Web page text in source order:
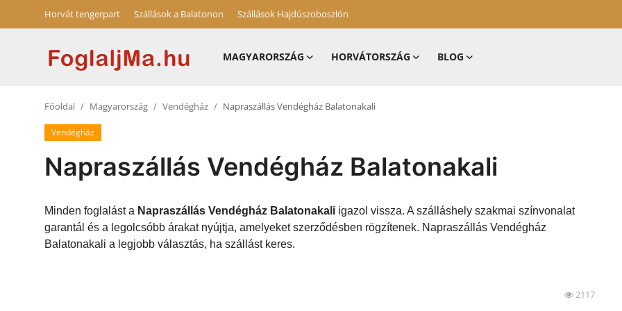
Horvát tengerpart Szállások a Balatonon Szállások Hajdúszoboszlón
MAGYARORSZÁG HORVÁTORSZÁG BLOG
Horvátország
Szállások Hajdúszoboszlón
Főoldal Magyarország Vendégház Napraszállás Vendégház Balatonakali
Vendégház
Napraszállás Vendégház Balatonakali
Minden foglalást a Napraszállás Vendégház Balatonakali igazol vissza. A szálláshely szakmai színvonalat
garantál és a legolcsóbb árakat nyújtja, amelyeket szerződésben rögzítenek. Napraszállás Vendégház
Balatonakali a legjobb választás, ha szállást keres.
2117